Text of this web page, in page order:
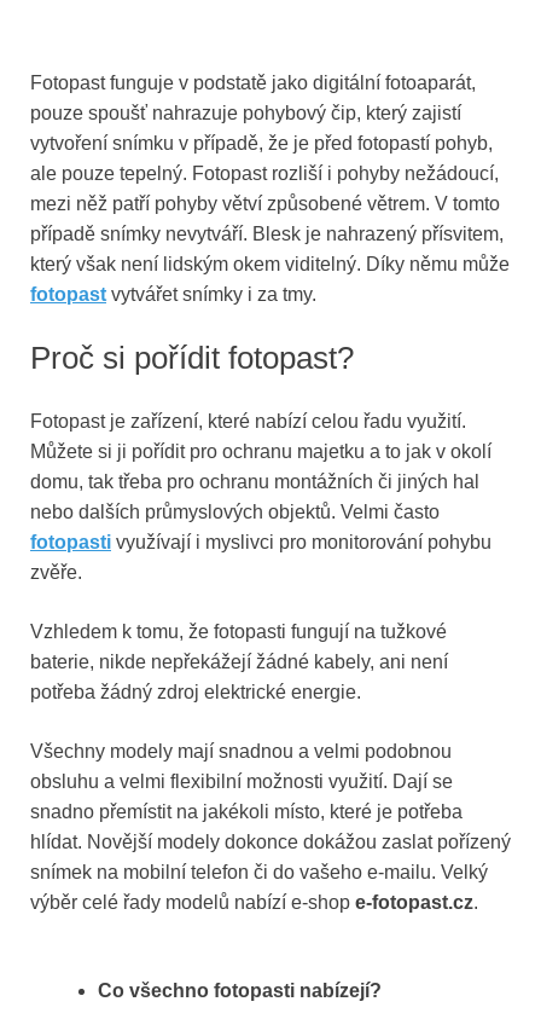
Fotopast funguje v podstatě jako digitální fotoaparát,
pouze spoušť nahrazuje pohybový čip, který zajistí
vytvoření snímku v případě, že je před fotopastí pohyb,
ale pouze tepelný. Fotopast rozliší i pohyby nežádoucí,
mezi něž patří pohyby větví způsobené větrem. V tomto
případě snímky nevytváří. Blesk je nahrazený přísvitem,
který však není lidským okem viditelný. Díky němu může
fotopast vytvářet snímky i za tmy.
Proč si pořídit fotopast?
Fotopast je zařízení, které nabízí celou řadu využití.
Můžete si ji pořídit pro ochranu majetku a to jak v okolí
domu, tak třeba pro ochranu montážních či jiných hal
nebo dalších průmyslových objektů. Velmi často
fotopasti využívají i myslivci pro monitorování pohybu
zvěře.
Vzhledem k tomu, že fotopasti fungují na tužkové
baterie, nikde nepřekážejí žádné kabely, ani není
potřeba žádný zdroj elektrické energie.
Všechny modely mají snadnou a velmi podobnou
obsluhu a velmi flexibilní možnosti využití. Dají se
snadno přemístit na jakékoli místo, které je potřeba
hlídat. Novější modely dokonce dokážou zaslat pořízený
snímek na mobilní telefon či do vašeho e-mailu. Velký
výběr celé řady modelů nabízí e-shop e-fotopast.cz.
Co všechno fotopasti nabízejí?